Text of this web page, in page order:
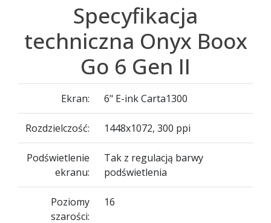
Specyfikacja
techniczna Onyx Boox
Go 6 Gen II
Ekran: 6" E-ink Carta1300
Rozdzielczość: 1448x1072, 300 ppi
Podświetlenie
ekranu:
Tak z regulacją barwy
podświetlenia
Poziomy
szarości:
16